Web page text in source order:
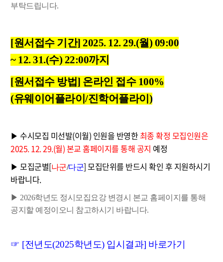
부탁드립니다.
[원서접수 기간] 2025. 12. 29.(월) 09:00
~ 12. 31.(수) 22:00까지
[원서접수 방법] 온라인 접수 100%
(유웨이어플라이/진학어플라이)
▶수시모집 미선발(이월) 인원을 반영한 최종 확정 모집인원은
2025. 12. 29.(월) 본교 홈페이지를 통해 공지 예정
▶ 모집군별[나군/다군] 모집단위를 반드시 확인 후 지원하시기
바랍니다.
▶ 2026학년도 정시모집요강 변경시 본교 홈페이지를 통해
공지 할 예정이오니 참고하시기 바랍니다.
☞ [전년도(2025학년도) 입시결과] 바로가기